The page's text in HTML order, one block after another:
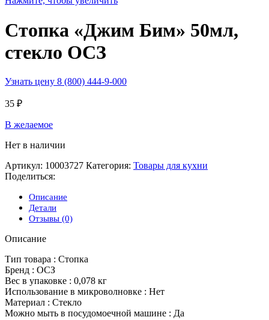
Стопка «Джим Бим» 50мл,
стекло ОСЗ
Узнать цену 8 (800) 444-9-000
35 ₽
В желаемое
Нет в наличии
Артикул: 10003727 Категория: Товары для кухни
Поделиться:
Описание
Детали
Отзывы (0)
Описание
Тип товара : Стопка
Бренд : ОСЗ
Вес в упаковке : 0,078 кг
Использование в микроволновке : Нет
Материал : Стекло
Можно мыть в посудомоечной машине : Да